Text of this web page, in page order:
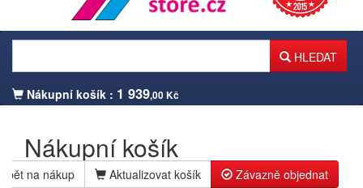
HLEDAT
Nákupní košík : 1 939,00 Kč
Nákupní košík
na nákup Aktualizovat košík Závazně objednat